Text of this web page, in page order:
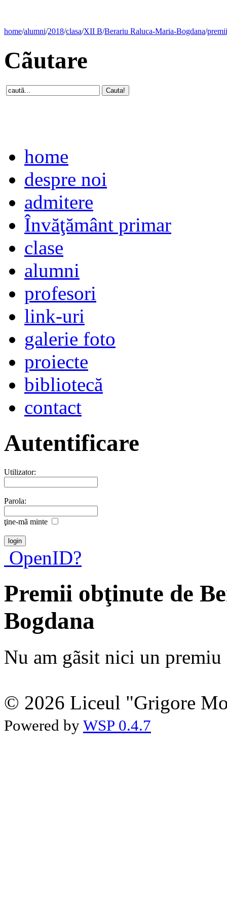
home/alumni/2018/clasa/XII B/Berariu Raluca-Maria-Bogdana/premii
Cãutare
home
despre noi
admitere
Învăţământ primar
clase
alumni
profesori
link-uri
galerie foto
proiecte
bibliotecă
contact
Autentificare
Utilizator:
Parola:
ţine-mã minte
OpenID?
Premii obţinute de
Bogdana
Nu am gãsit nici un premiu
© 2026 Liceul "Grigore
Powered by WSP 0.4.7